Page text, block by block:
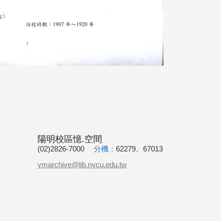
陽明校區憶.空間
(02)2826-7000 分機： 62279、67013
ymarchive@lib.nycu.edu.tw